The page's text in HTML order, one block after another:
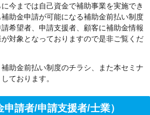
今までは自己資金で補助事業を実施でき
助金申請が可能になる補助金前払い制度
希望者、申請支援者、顧客に補助金情報
対象となっておりますので是非ご覧くだ
助金前払い制度のチラシ、また本セミナ
ております。
請者/申請支援者/士業）